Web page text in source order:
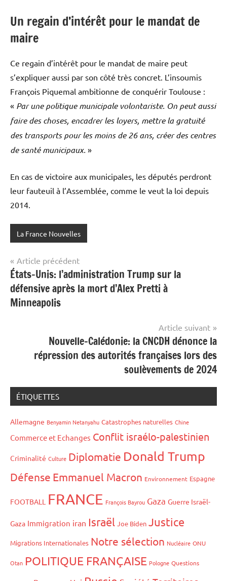
Un regain d’intérêt pour le mandat de
maire
Ce regain d’intérêt pour le mandat de maire peut
s’expliquer aussi par son côté très concret. L’insoumis
François Piquemal ambitionne de conquérir Toulouse :
« Par une politique municipale volontariste. On peut aussi
faire des choses, encadrer les loyers, mettre la gratuité
des transports pour les moins de 26 ans, créer des centres
de santé municipaux. »
En cas de victoire aux municipales, les députés perdront
leur fauteuil à l’Assemblée, comme le veut la loi depuis
2014.
La France Nouvelles
Navigation
de
l’article
Article précédent
États-Unis: l’administration Trump sur la
défensive après la mort d’Alex Pretti à
Minneapolis
Article suivant
Nouvelle-Calédonie: la CNCDH dénonce la
répression des autorités françaises lors des
soulèvements de 2024
ÉTIQUETTES
Allemagne Benyamin Netanyahu Catastrophes naturelles Chine
Commerce et Echanges Conflit israélo-palestinien
Criminalité Culture Diplomatie Donald Trump
Défense Emmanuel Macron Environnement Espagne
FOOTBALL FRANCE François Bayrou Gaza Guerre Israël-
Gaza Immigration iran Israël Joe Biden Justice
Migrations Internationales Notre sélection Nucléaire ONU
Otan POLITIQUE FRANÇAISE Pologne Questions